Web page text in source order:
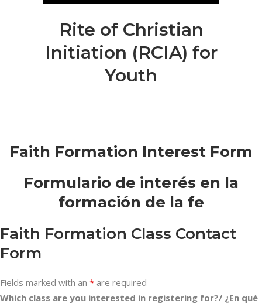
Rite of Christian
Initiation (RCIA) for
Youth
Faith Formation Interest Form
Formulario de interés en la
formación de la fe
Faith Formation Class Contact
Form
Fields marked with an * are required
Which class are you interested in registering for?/ ¿En qué